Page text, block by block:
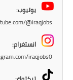
يوتيوب:
@iraqjobs
انستغرام:
iraqjobs0/